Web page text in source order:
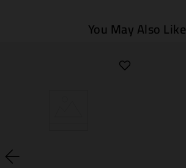
You May Also Like